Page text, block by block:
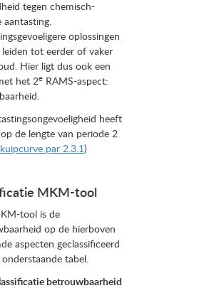
tegen chemisch-
aantasting.
oplossingen
leiden tot eerder of vaker
Hier ligt dus ook een
het 2e RAMS-aspect:
heeft
de lengte van periode 2
par 2.3.1 )
MKM-tool
tool is de
op de hierboven
aspecten geclassificeerd
onderstaande tabel.
betrouwbaarheid